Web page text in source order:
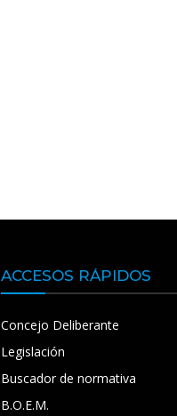
ACCESOS RÁPIDOS
Concejo Deliberante
Legislación
Buscador de normativa
B.O.E.M.